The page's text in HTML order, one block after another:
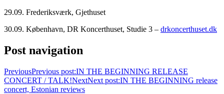
29.09. Frederiksværk, Gjethuset
30.09. København, DR Koncerthuset, Studie 3 – drkoncerthuset.dk
Post navigation
PreviousPrevious post:IN THE BEGINNING RELEASE
CONCERT / TALK!NextNext post:IN THE BEGINNING release
concert, Estonian reviews